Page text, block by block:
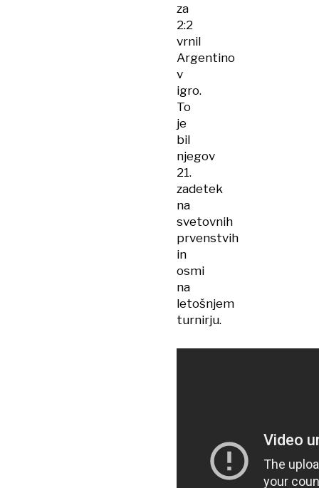
za
2:2
vrnil
Argentino
v
igro.
To
je
bil
njegov
21.
zadetek
na
svetovnih
prvenstvih
in
osmi
na
letošnjem
turnirju.